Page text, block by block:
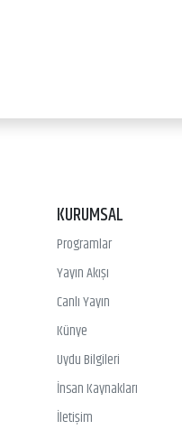
KURUMSAL
Programlar
Yayın Akışı
Canlı Yayın
Künye
Uydu Bilgileri
İnsan Kaynakları
İletişim